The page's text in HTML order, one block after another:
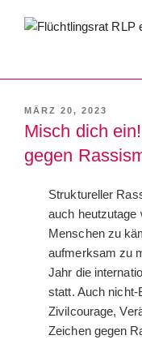
Inhalt
VERÖFFENTLICHT
AM
MÄRZ 20, 2023
Misch dich
gegen
Struktureller
auch heutzutage
Menschen zu
aufmerksam zu
Jahr die
statt. Auch nicht-
Zivilcourage,
Zeichen gegen